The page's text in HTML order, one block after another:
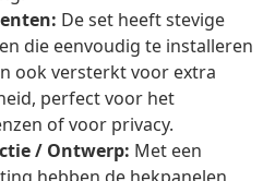
De set heeft stevige
die eenvoudig te installeren
ook versterkt voor extra
perfect voor het
of voor privacy.
/ Ontwerp: Met een